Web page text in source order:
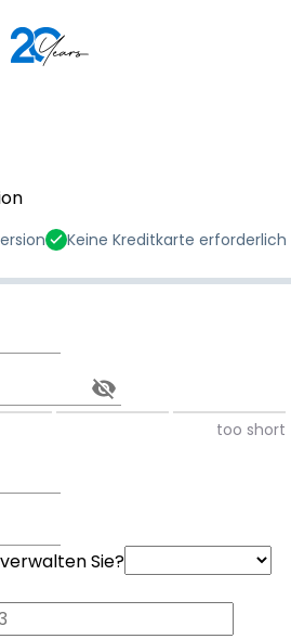
Keine Kreditkarte erforderlich
too short
Sie?